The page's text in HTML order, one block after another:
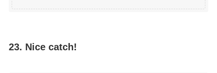
23. Nice catch!